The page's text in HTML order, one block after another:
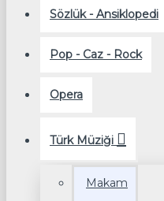
Sözlük - Ansiklopedi
Pop - Caz - Rock
Opera
Türk Müziği
Makam